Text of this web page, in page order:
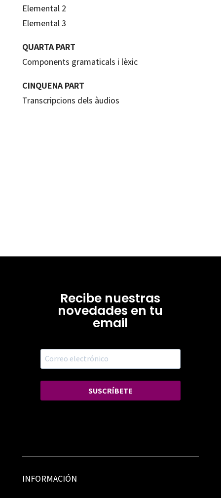
Elemental 2
Elemental 3
QUARTA PART
Components gramaticals i lèxic
CINQUENA PART
Transcripcions dels àudios
Recibe nuestras
novedades en tu
email
SUSCRÍBETE
INFORMACIÓN